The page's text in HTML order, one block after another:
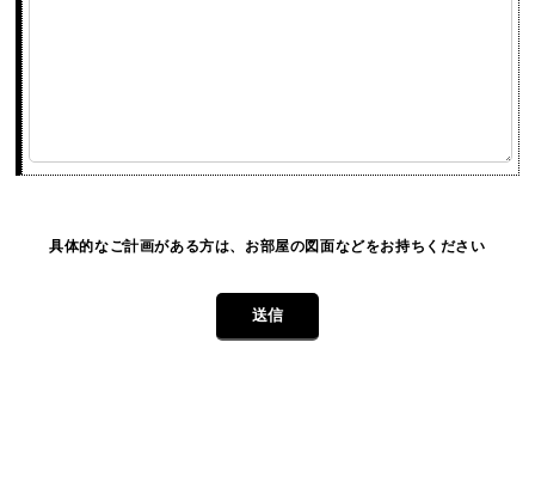
具体的なご計画がある方は、お部屋の図面などをお持ちください